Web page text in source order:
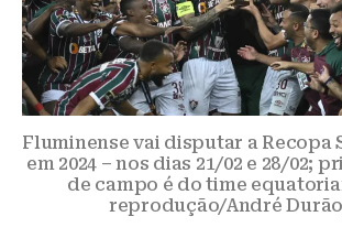
Fluminense vai disputar a Recopa
em 2024 – nos dias 21/02 e 28/02;
de campo é do time
reprodução/André